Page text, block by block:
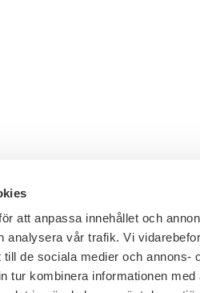
att anpassa innehållet och
analysera vår trafik. Vi
de sociala medier och annons-
tur kombinera informationen
General inquiries:
E-mail: